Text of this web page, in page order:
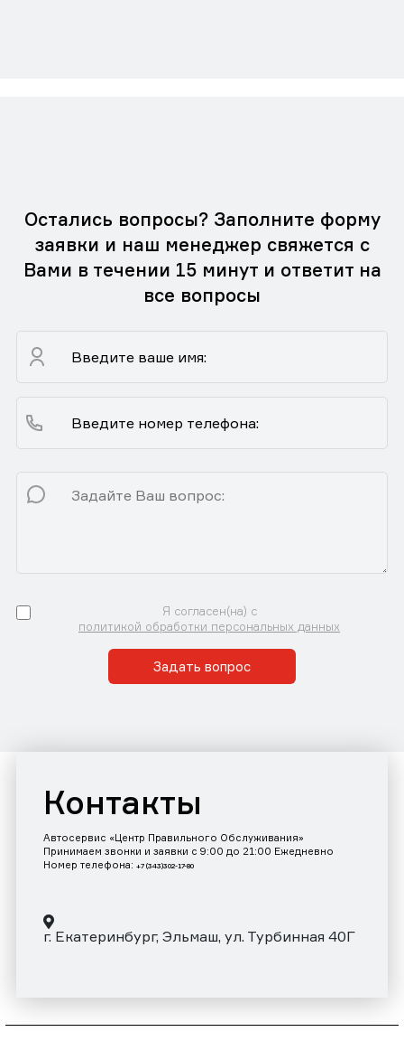
Остались вопросы? Заполните форму
заявки и наш менеджер свяжется с
Вами в течении 15 минут и ответит на
все вопросы
Я согласен(на) с
политикой обработки персональных данных
Задать вопрос
Контакты
Автосервис «Центр Правильного Обслуживания»
Принимаем звонки и заявки с 9:00 до 21:00 Ежедневно
Номер телефона: +7 (343)302-17-80
г. Екатеринбург, Эльмаш, ул. Турбинная 40Г